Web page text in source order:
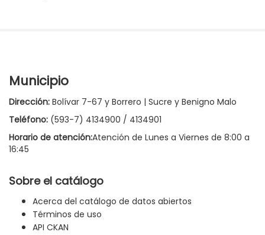
Municipio
Dirección: Bolívar 7-67 y Borrero | Sucre y Benigno Malo
Teléfono: (593-7) 4134900 / 4134901
Horario de atención:Atención de Lunes a Viernes de 8:00 a
16:45
Sobre el catálogo
Acerca del catálogo de datos abiertos
Términos de uso
API CKAN